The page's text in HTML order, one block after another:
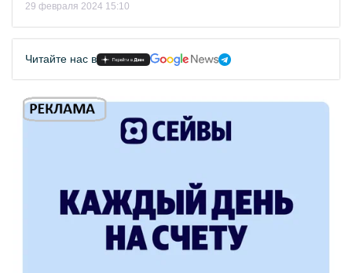
29 февраля 2024 15:10
Читайте нас в